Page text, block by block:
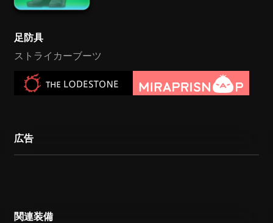
足防具
ストライカーブーツ
広告
関連装備